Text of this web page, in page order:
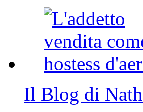
Il Blog di